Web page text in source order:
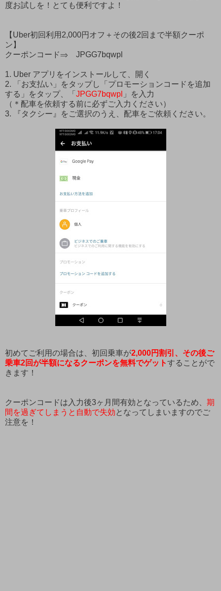
度お試しを！とても便利ですよ！
【Uber初回利用2,000円オフ＋その後2回まで半額クーポ
ン】
クーポンコード⇒ JPGG7bqwpl
1. Uber アプリをインストールして、開く
2. 「お支払い」をタップし「プロモーションコードを追加
する」をタップ、「 JPGG7bqwpl 」を入力
（＊配車を依頼する前に必ずご入力ください）
3. 『タクシー』をご選択のうえ、配車をご依頼ください。
初めてご利用の場合は、初回乗車が2,000円割引、 その後ご
乗車2回が半額になるクーポンを無料でゲットすることがで
きます！
クーポンコードは入力後3ヶ月間有効となっているため、 期
間を過ぎてしまうと自動で失効 となってしまいますのでご
注意を！